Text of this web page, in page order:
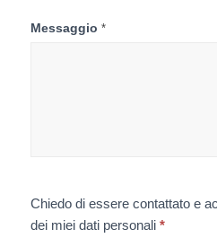
Messaggio *
Chiedo di essere contattato e
dei miei dati personali *